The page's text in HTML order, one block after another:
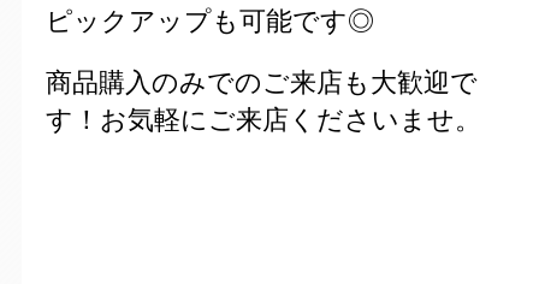
ピックアップも可能です◎
商品購入のみでのご来店も大歓迎で
す！お気軽にご来店くださいませ。